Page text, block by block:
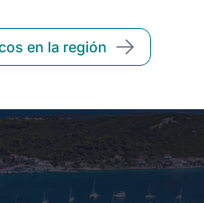
en la región